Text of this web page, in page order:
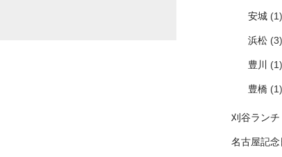
安城(1)
浜松(3)
豊川 (1)
豊橋(1)
刈谷ランチ
名古屋記